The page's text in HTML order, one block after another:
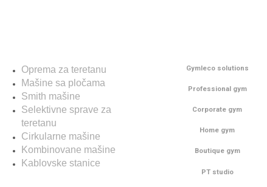
Oprema za teretanu
Mašine sa pločama
Smith mašine
Selektivne sprave za
teretanu
Cirkularne mašine
Kombinovane mašine
Kablovske stanice
Gymleco solutions
Professional gym
Corporate gym
Home gym
Boutique gym
PT studio